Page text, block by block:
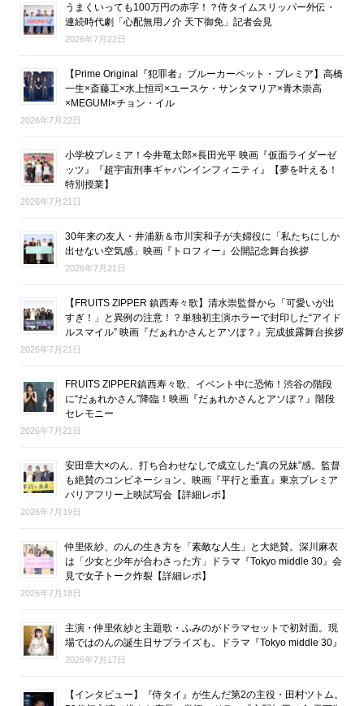
うまくいっても100万円の赤字！？侍タイムスリッパー外伝・
連続時代劇「心配無用ノ介 天下御免」記者会見
2026年7月22日
【Prime Original『犯罪者』ブルーカーペット・プレミア】高橋
一生×斎藤工×水上恒司×ユースケ・サンタマリア×青木崇高
×MEGUMI×チョン・イル
2026年7月22日
小学校プレミア！今井竜太郎×長田光平 映画『仮面ライダーゼ
ッツ』『超宇宙刑事ギャバンインフィニティ』【夢を叶える！
特別授業】
2026年7月21日
30年来の友人・井浦新＆市川実和子が夫婦役に「私たちにしか
出せない空気感」映画『トロフィー』公開記念舞台挨拶
2026年7月21日
【FRUITS ZIPPER 鎮西寿々歌】清水崇監督から「可愛いが出
すぎ！」と異例の注意！？単独初主演ホラーで封印した“アイド
ルスマイル” 映画『だぁれかさんとアソぼ？』完成披露舞台挨拶
2026年7月21日
FRUITS ZIPPER鎮西寿々歌、イベント中に恐怖！渋谷の階段
に“だぁれかさん”降臨！映画『だぁれかさんとアソぼ？』階段
セレモニー
2026年7月21日
安田章大×のん、打ち合わせなしで成立した“真の兄妹”感。監督
も絶賛のコンビネーション。映画『平行と垂直』東京プレミア
バリアフリー上映試写会【詳細レポ】
2026年7月19日
仲里依紗、のんの生き方を「素敵な人生」と大絶賛。深川麻衣
は「少女と少年が合わさった方」ドラマ『Tokyo middle 30』会
見で女子トーク炸裂【詳細レポ】
2026年7月18日
主演・仲里依紗と主題歌・ふみのがドラマセットで初対面。現
場ではのんの誕生日サプライズも。ドラマ『Tokyo middle 30』
2026年7月17日
【インタビュー】『侍タイ』が生んだ第2の主役・田村ツトム。